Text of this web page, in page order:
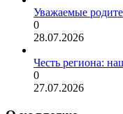
Уважаемые
0
28.07.2026
Честь региона:
0
27.07.2026